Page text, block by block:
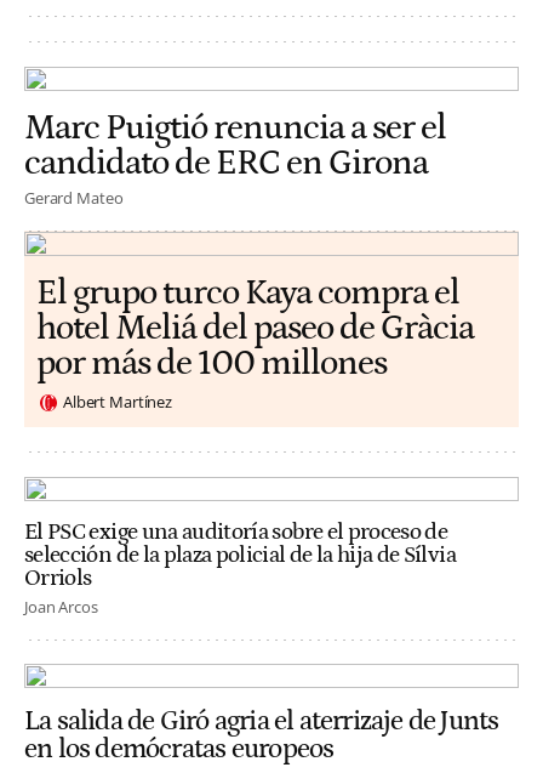
Marc Puigtió renuncia a ser el
candidato de ERC en Girona
Gerard Mateo
El grupo turco Kaya compra el
hotel Meliá del paseo de Gràcia
por más de 100 millones
Albert Martínez
El PSC exige una auditoría sobre el proceso de
selección de la plaza policial de la hija de Sílvia
Orriols
Joan Arcos
La salida de Giró agria el aterrizaje de Junts
en los demócratas europeos